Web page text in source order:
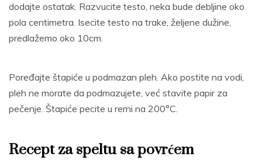
dodajte ostatak. Razvucite testo, neka bude debljine oko
pola centimetra. Isecite testo na trake, željene dužine,
predlažemo oko 10cm.
Poređajte štapiće u podmazan pleh. Ako postite na vodi,
pleh ne morate da podmazujete, već stavite papir za
pečenje. Štapiće pecite u rerni na 200°C.
Recept za speltu sa povrćem